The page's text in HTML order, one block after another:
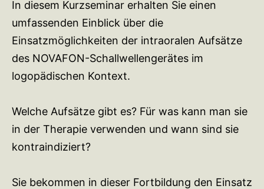
In diesem Kurzseminar erhalten Sie einen
umfassenden Einblick über die
Einsatzmöglichkeiten der intraoralen Aufsätze
des NOVAFON-Schallwellengerätes im
logopädischen Kontext.
Welche Aufsätze gibt es? Für was kann man sie
in der Therapie verwenden und wann sind sie
kontraindiziert?
Sie bekommen in dieser Fortbildung den Einsatz